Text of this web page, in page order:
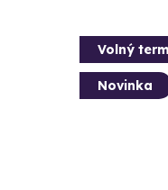
Volný
Novinka